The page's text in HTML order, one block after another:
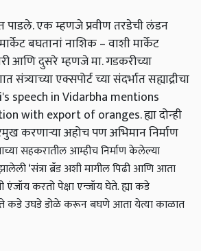
पाडले. एक म्हणजे प्रवीण तरडेची लंडन
बघतानां नाशिक – वाशी मार्केट
आणि दुसरे म्हणजे मा. गडकरीच्या
संत्र्याच्या एक्सपोर्ट च्या संदर्भात सह्याद्रीचा
speech in Vidarbha mentions
with export of oranges. ह्या दोन्ही
करणाऱ्या अहोच पण अभिमान निर्माण
सहकरातील आम्हीच निर्माण केलेल्या
‘संत्रा ब्रॅंड अशी मागील पिढी आणि आता
एंजॉय करतो पेक्षा एन्जॉय घेते. ह्या कडे
कडे उघडे डोळे करून बघणे आता येत्या काळात